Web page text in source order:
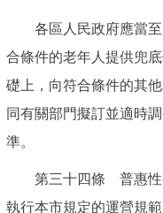
各區人民政府應當至
合條件的老年人提供兜
礎上，向符合條件的其
同有關部門擬訂並適時
準。
第三十四條 普惠性養
執行本市規定的運營規